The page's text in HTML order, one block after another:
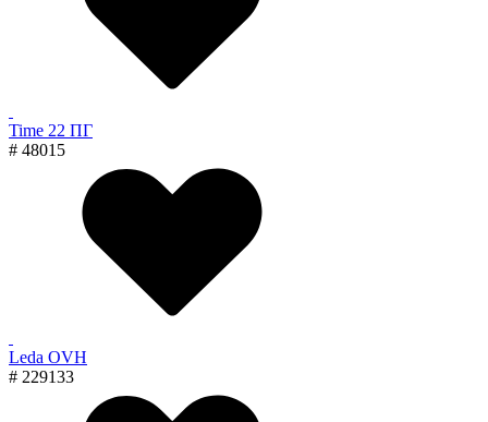
Time 22 ПГ
# 48015
Leda OVH
# 229133